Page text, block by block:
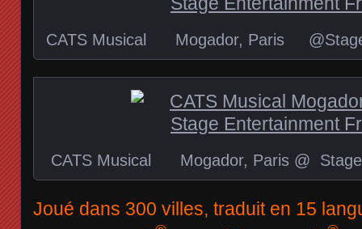
CATS Musical Mogador, Paris @Stage
CATS Musical Mogador, Paris @ Stage
Joué dans 300 villes, traduit en 15